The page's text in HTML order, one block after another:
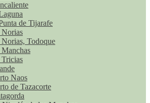
de Tijarafe
Norias
Norias, Todoque
Naos
de Tazacorte